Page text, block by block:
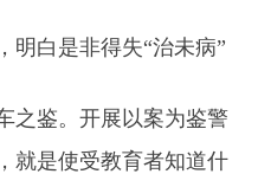
明白是非得失“治未病”
之鉴。开展以案为鉴警
就是使受教育者知道什